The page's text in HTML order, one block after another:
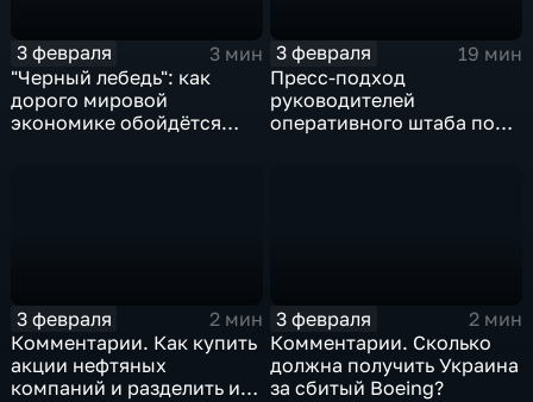
3 февраля
3 мин
"Черный лебедь": как
дорого мировой
экономике обойдётся
3 февраля
19 мин
Пресс-подход
руководителей
оперативного штаба по
3 февраля
2 мин
Комментарии. Как купить
акции нефтяных
компаний и разделить их
3 февраля
2 мин
Комментарии. Сколько
должна получить Украина
за сбитый Boeing?